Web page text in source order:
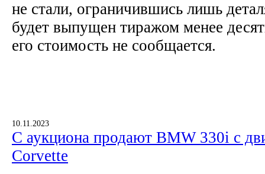
не стали, ограничившись лишь
будет выпущен тиражом менее
его стоимость не сообщается.
10.11.2023
С аукциона продают BMW 330i с
Corvette